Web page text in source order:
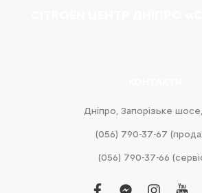
Дніпро, Запорізьке
(056) 790-37-67
(056) 790-37-66